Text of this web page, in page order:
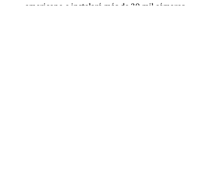
americano e instalará más de 30 mil cámaras